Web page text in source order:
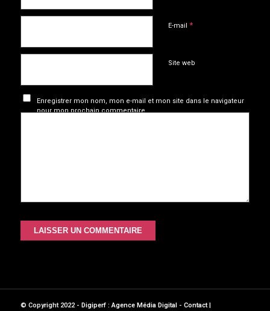
E-mail *
Site web
Enregistrer mon nom, mon e-mail et mon site dans le navigateur
pour mon prochain commentaire.
© Copyright 2022 - Digiperf : Agence Média Digital - Contact|